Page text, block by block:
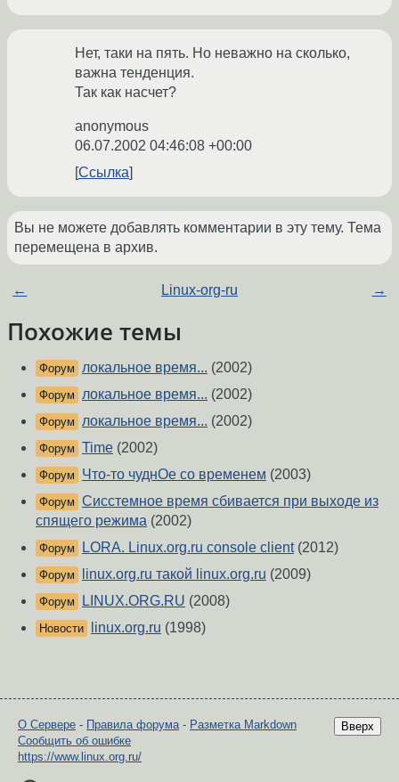
Нет, таки на пять. Но неважно на сколько,
важна тенденция.
Так как насчет?
anonymous
06.07.2002 04:46:08 +00:00
Ссылка
Вы не можете добавлять комментарии в эту тему. Тема
перемещена в архив.
← Linux-org-ru →
Похожие темы
Форум локальное время... (2002)
Форум локальное время... (2002)
Форум локальное время... (2002)
Форум Time (2002)
Форум Что-то чуднОе со временем (2003)
Форум Сисстемное время сбивается при выходе из
спящего режима (2002)
Форум LORA. Linux.org.ru console client(2012)
Форум linux.org.ru такой linux.org.ru (2009)
Форум LINUX.ORG.RU (2008)
Новости linux.org.ru (1998)
Вверх
О Сервере - Правила форума- Разметка Markdown
Сообщить об ошибке
https://www.linux.org.ru/